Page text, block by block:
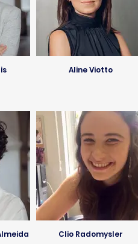
Aline Viotto
Clio Radomysler